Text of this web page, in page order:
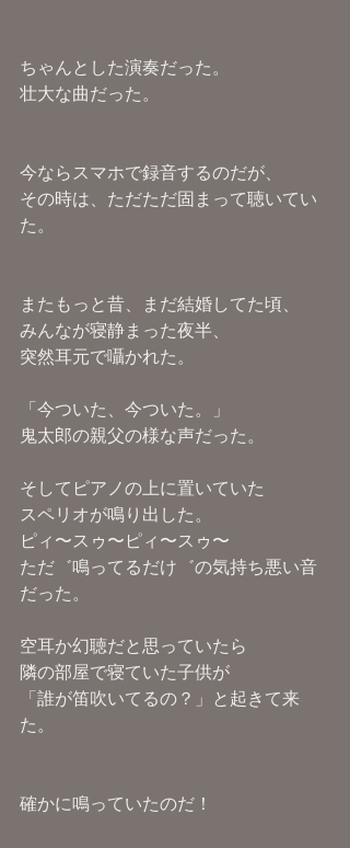
ちゃんとした演奏だった。
壮大な曲だった。
今ならスマホで録音するのだが、
その時は、ただただ固まって聴いてい
た。
またもっと昔、まだ結婚してた頃、
みんなが寝静まった夜半、
突然耳元で囁かれた。
「今ついた、今ついた。」
鬼太郎の親父の様な声だった。
そしてピアノの上に置いていた
スペリオが鳴り出した。
ピィ〜スゥ〜ピィ〜スゥ〜
ただ゛鳴ってるだけ゛の気持ち悪い音
だった。
空耳か幻聴だと思っていたら
隣の部屋で寝ていた子供が
「誰が笛吹いてるの？」と起きて来
た。
確かに鳴っていたのだ！